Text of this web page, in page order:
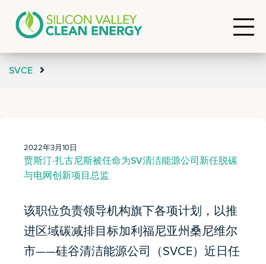
SVCE
2022年3月10日
贾斯汀·扎古尼斯被任命为SV清洁能源公司新任脱碳
与电网创新项目总监
该职位负责领导机构旗下各项计划，以推
进区域碳减排目标加利福尼亚州桑尼维尔
市——硅谷清洁能源公司（SVCE）近日任